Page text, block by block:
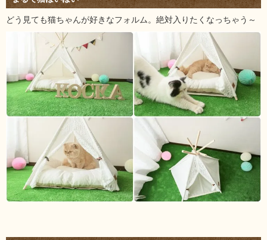
どう見ても猫ちゃんが好きなフォルム。絶対入りたくなっちゃう～